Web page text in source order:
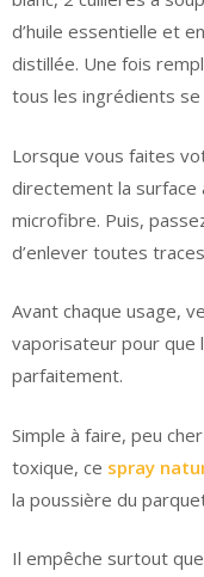
d’huile essentielle et
distillée. Une fois
tous les ingrédients se
Lorsque vous faites
directement la surface
microfibre. Puis,
d’enlever toutes
Avant chaque usage,
vaporisateur pour que
parfaitement.
Simple à faire, peu
toxique, ce spray
la poussière du
Il empêche surtout